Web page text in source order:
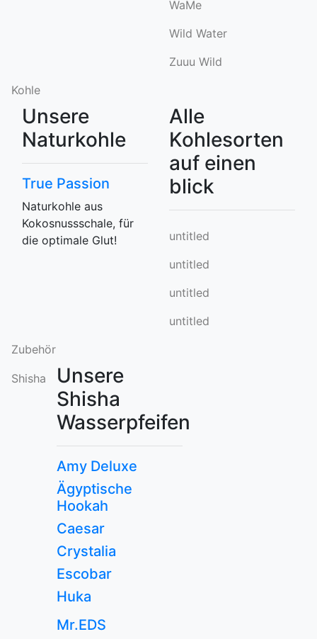
WaMe
Wild Water
Zuuu Wild
Kohle
Unsere
Naturkohle
True Passion
Naturkohle aus
Kokosnussschale, für
die optimale Glut!
Alle
Kohlesorten
auf einen
blick
untitled
untitled
untitled
untitled
Zubehör
Shisha
Unsere
Shisha
Wasserpfeifen
Amy Deluxe
Ägyptische
Hookah
Caesar
Crystalia
Escobar
Huka
Mr.EDS